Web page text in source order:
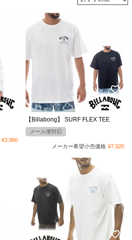
¥3,960
【Billabong】 SURF FLEX TEE
メール便対応
メーカー希望小売価格 ¥7,920